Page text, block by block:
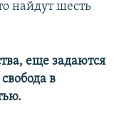
найдут шесть
еще задаются
в